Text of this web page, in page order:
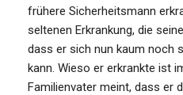
frühere Sicherheitsmann
seltenen Erkrankung, die
dass er sich nun kaum noch
kann. Wieso er erkrankte ist
Familienvater meint, dass